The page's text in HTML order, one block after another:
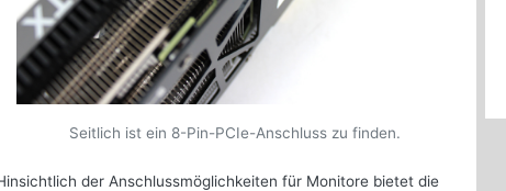
Seitlich ist ein 8-Pin-PCIe-Anschluss zu finden.
der Anschlussmöglichkeiten für Monitore bietet die